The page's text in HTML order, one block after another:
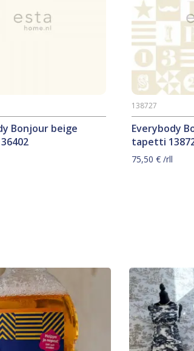
Bonjour beige
Everybody
tapetti
138727
75,50 €/rll